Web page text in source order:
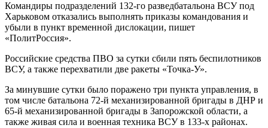
Командиры подразделений 132-го разведбатальона ВСУ под
Харьковом отказались выполнять приказы командования и
убыли в пункт временной дислокации, пишет
«ПолитРоссия».
Российские средства ПВО за сутки сбили пять беспилотников
ВСУ, а также перехватили две ракеты «Точка-У».
За минувшие сутки было поражено три пункта управления, в
том числе батальона 72-й механизированной бригады в ДНР и
65-й механизированной бригады в Запорожской области, а
также живая сила и военная техника ВСУ в 133-х районах.